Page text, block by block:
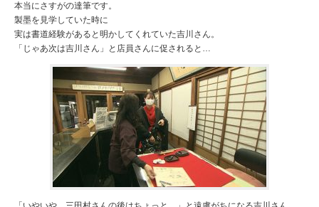
本当にさすがの達筆です。
製墨を見学していた時に
実は書道経験があると明かしてくれていた吉川さん。
「じゃあ次は吉川さん」と店員さんに促されると…